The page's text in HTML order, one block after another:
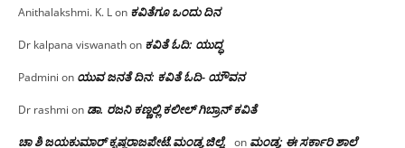
Anithalakshmi. K. Lon ಕವಿತೆಗೂ ಒಂದು ದಿನ
Dr kalpana viswanathon ಕವಿತೆ ಓದಿ: ಯುದ್ಧ
Padmini on ಯುವ ಜನತೆ ದಿನ: ಕವಿತೆ ಓದಿ- ಯೌವನ
Dr rashmi on ಡಾ. ರಜನಿ‌ ಕಣ್ಣಲ್ಲಿ ಕಲೀಲ್ ಗಿಬ್ರಾನ್ ಕವಿತೆ
ಚಾ ಶಿ ಜಯಕುಮಾರ್ ಕೃಷ್ಣರಾಜಪೇಟೆ.ಮಂಡ್ಯ ಜಿಲ್ಲೆ. on ಮಂಡ್ಯ: ಈ ಸರ್ಕಾರಿ ಶಾಲೆ